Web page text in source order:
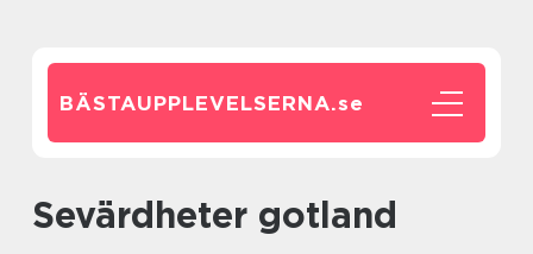
BÄSTAUPPLEVELSERNA.se
sevärdheter gotland